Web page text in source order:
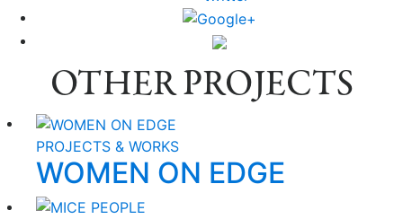
OTHER PROJECTS
PROJECTS & WORKS
WOMEN ON EDGE